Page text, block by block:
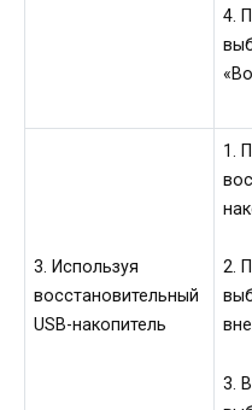
4.
3. Используя
восстановительный
USB-накопитель
1.
2.
3.